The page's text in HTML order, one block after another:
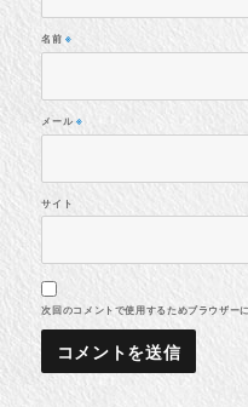
名前※
メール ※
サイト
次回のコメントで使用するためブラウザー